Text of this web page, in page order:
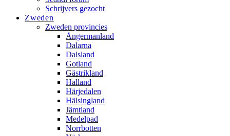
Schrijvers gezocht
Zweden
Zweden provincies
Ångermanland
Dalarna
Dalsland
Gotland
Gästrikland
Halland
Härjedalen
Hälsingland
Jämtland
Medelpad
Norrbotten